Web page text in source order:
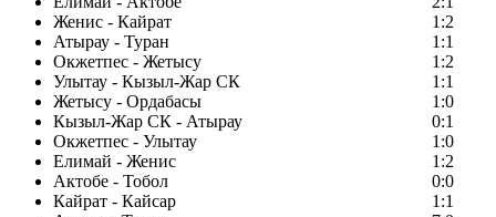
Женис - Кайрат
1:2
Атырау - Туран
1:1
Окжетпес - Жетысу
1:2
Улытау - Кызыл-Жар СК
1:1
Жетысу - Ордабасы
1:0
Кызыл-Жар СК - Атырау
0:1
Окжетпес - Улытау
1:0
Елимай - Женис
1:2
Актобе - Тобол
0:0
Кайрат - Кайсар
1:1